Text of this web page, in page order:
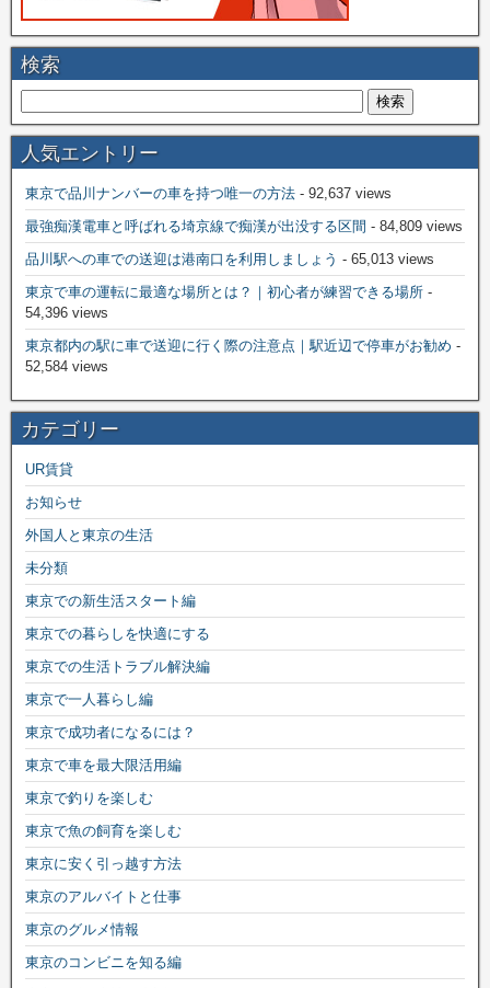
検索
人気エントリー
東京で品川ナンバーの車を持つ唯一の方法 - 92,637 views
最強痴漢電車と呼ばれる埼京線で痴漢が出没する区間 - 84,809 views
品川駅への車での送迎は港南口を利用しましょう - 65,013 views
東京で車の運転に最適な場所とは？｜初心者が練習できる場所 -
54,396 views
東京都内の駅に車で送迎に行く際の注意点｜駅近辺で停車がお勧め -
52,584 views
カテゴリー
UR賃貸
お知らせ
外国人と東京の生活
未分類
東京での新生活スタート編
東京での暮らしを快適にする
東京での生活トラブル解決編
東京で一人暮らし編
東京で成功者になるには？
東京で車を最大限活用編
東京で釣りを楽しむ
東京で魚の飼育を楽しむ
東京に安く引っ越す方法
東京のアルバイトと仕事
東京のグルメ情報
東京のコンビニを知る編